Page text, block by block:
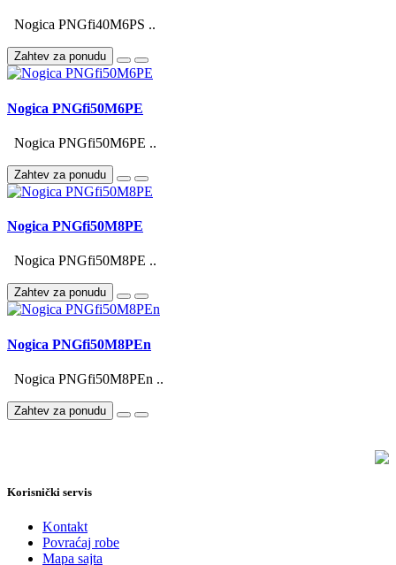
Nogica PNGfi40M6PS ..
Zahtev za ponudu
Nogica PNGfi50M6PE
Nogica PNGfi50M6PE ..
Zahtev za ponudu
Nogica PNGfi50M8PE
Nogica PNGfi50M8PE ..
Zahtev za ponudu
Nogica PNGfi50M8PEn
Nogica PNGfi50M8PEn ..
Zahtev za ponudu
Korisnički servis
Kontakt
Povraćaj robe
Mapa sajta